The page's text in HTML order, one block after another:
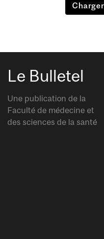
Le Bulletel
Une publication de la
Faculté de médecine et
des sciences de la santé